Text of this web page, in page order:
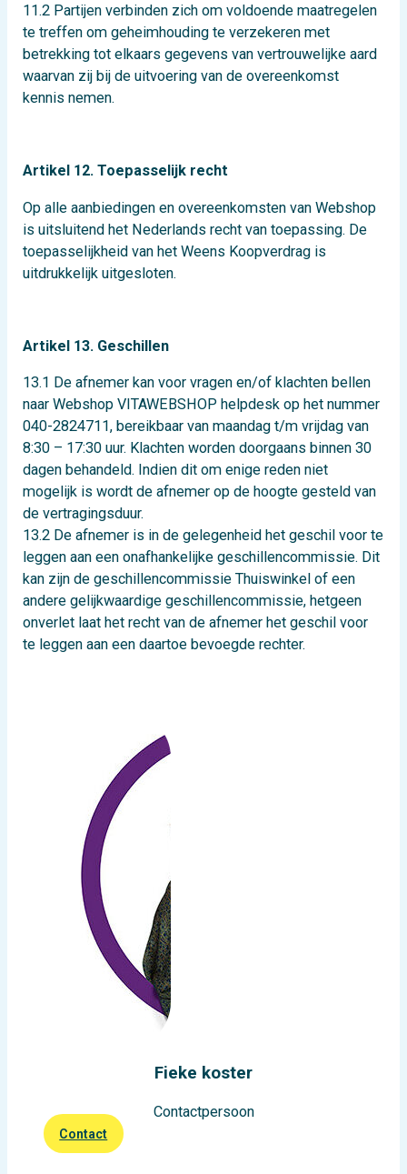
11.2 Partijen verbinden zich om voldoende maatregelen
te treffen om geheimhouding te verzekeren met
betrekking tot elkaars gegevens van vertrouwelijke aard
waarvan zij bij de uitvoering van de overeenkomst
kennis nemen.
Artikel 12. Toepasselijk recht
Op alle aanbiedingen en overeenkomsten van Webshop
is uitsluitend het Nederlands recht van toepassing. De
toepasselijkheid van het Weens Koopverdrag is
uitdrukkelijk uitgesloten.
Artikel 13. Geschillen
13.1 De afnemer kan voor vragen en/of klachten bellen
naar Webshop VITAWEBSHOP helpdesk op het nummer
040-2824711, bereikbaar van maandag t/m vrijdag van
8:30 – 17:30 uur. Klachten worden doorgaans binnen 30
dagen behandeld. Indien dit om enige reden niet
mogelijk is wordt de afnemer op de hoogte gesteld van
de vertragingsduur.
13.2 De afnemer is in de gelegenheid het geschil voor te
leggen aan een onafhankelijke geschillencommissie. Dit
kan zijn de geschillencommissie Thuiswinkel of een
andere gelijkwaardige geschillencommissie, hetgeen
onverlet laat het recht van de afnemer het geschil voor
te leggen aan een daartoe bevoegde rechter.
Fieke koster
Contactpersoon
Contact